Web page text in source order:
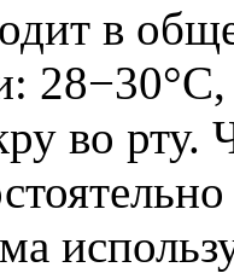
в
во рту.